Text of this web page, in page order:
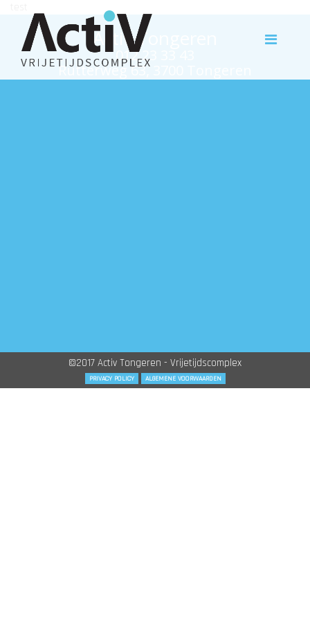
Activ Tongeren
012 23 33 43
Rutterweg 63, 3700 Tongeren
©2017 Activ Tongeren - Vrijetijdscomplex
PRIVACY POLICY ALGEMENE VOORWAARDEN